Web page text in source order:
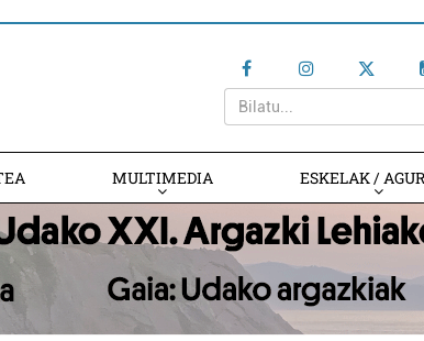
MULTIMEDIA ESKELAK /